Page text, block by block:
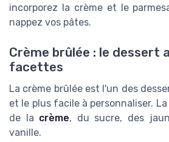
incorporez la crème et le
nappez vos pâtes.
Crème brûlée : le dessert
facettes
La crème brûlée est l'un des
et le plus facile à personnaliser.
de la crème, du sucre, des
vanille.